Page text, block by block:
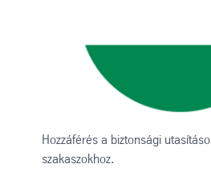
Hozzáférés a biztonsági
szakaszokhoz.